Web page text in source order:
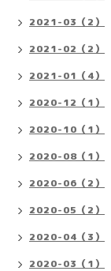
2021-03（2）
2021-02（2）
2021-01（4）
2020-12（1）
2020-10（1）
2020-08（1）
2020-06（2）
2020-05（2）
2020-04（3）
2020-03（1）